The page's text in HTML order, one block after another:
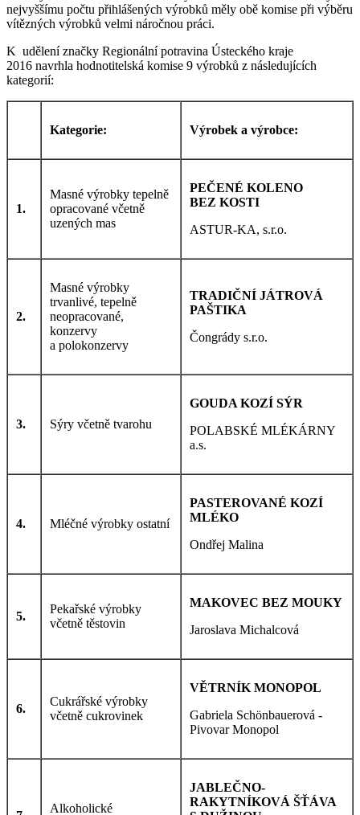
nejvyššímu počtu přihlášených výrobků měly obě komise při výběru
vítězných výrobků velmi náročnou práci.
K udělení značky Regionální potravina Ústeckého kraje
2016 navrhla hodnotitelská komise 9 výrobků z následujících
kategorií:
Kategorie: Výrobek a výrobce:
1.
Masné výrobky tepelně
opracované včetně
uzených mas
PEČENÉ KOLENO
BEZ KOSTI
ASTUR-KA, s.r.o.
2.
Masné výrobky
trvanlivé, tepelně
neopracované,
konzervy
a polokonzervy
TRADIČNÍ JÁTROVÁ
PAŠTIKA
Čongrády s.r.o.
3. Sýry včetně tvarohu
GOUDA KOZÍ SÝR
POLABSKÉ MLÉKÁRNY
a.s.
4. Mléčné výrobky ostatní
PASTEROVANÉ KOZÍ
MLÉKO
Ondřej Malina
5.
Pekařské výrobky
včetně těstovin
MAKOVEC BEZ MOUKY
Jaroslava Michalcová
6.
Cukrářské výrobky
včetně cukrovinek
VĚTRNÍK MONOPOL
Gabriela Schönbauerová -
Pivovar Monopol
Alkoholické
JABLEČNO-
RAKYTNÍKOVÁ ŠŤÁVA